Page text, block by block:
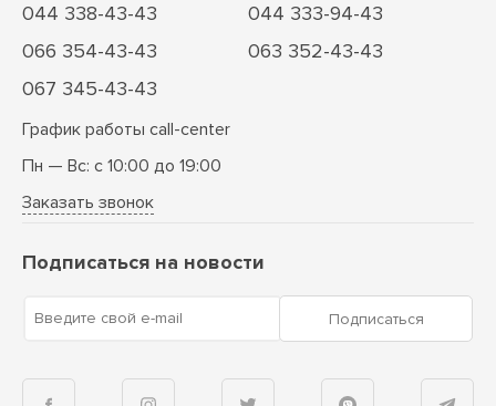
044 338-43-43
044 333-94-43
066 354-43-43
063 352-43-43
067 345-43-43
График работы call-center
Пн — Вс: с 10:00 до 19:00
Заказать звонок
Подписаться на новости
Введите свой e-mail Подписаться